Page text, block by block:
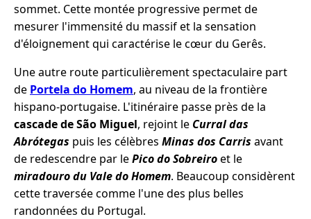
sommet. Cette montée progressive permet de
mesurer l'immensité du massif et la sensation
d'éloignement qui caractérise le cœur du Gerês.
Une autre route particulièrement spectaculaire part
de Portela do Homem, au niveau de la frontière
hispano-portugaise. L'itinéraire passe près de la
cascade de São Miguel, rejoint le Curral das
Abrótegas puis les célèbres Minas dos Carris avant
de redescendre par lePico do Sobreiroet le
miradouro du Vale do Homem. Beaucoup considèrent
cette traversée comme l'une des plus belles
randonnées du Portugal.